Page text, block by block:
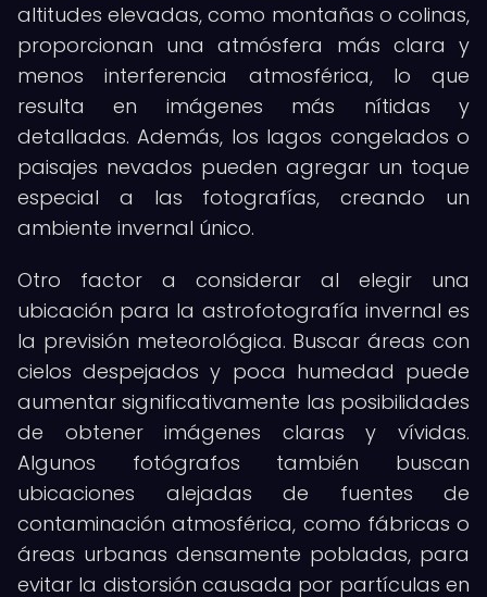
altitudes elevadas, como montañas o colinas,
proporcionan una atmósfera más clara y
menos interferencia atmosférica, lo que
resulta en imágenes más nítidas y
detalladas. Además, los lagos congelados o
paisajes nevados pueden agregar un toque
especial a las fotografías, creando un
ambiente invernal único.
Otro factor a considerar al elegir una
ubicación para la astrofotografía invernal es
la previsión meteorológica. Buscar áreas con
cielos despejados y poca humedad puede
aumentar significativamente las posibilidades
de obtener imágenes claras y vívidas.
Algunos fotógrafos también buscan
ubicaciones alejadas de fuentes de
contaminación atmosférica, como fábricas o
áreas urbanas densamente pobladas, para
evitar la distorsión causada por partículas en